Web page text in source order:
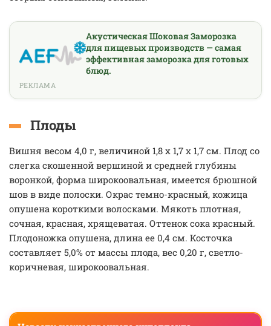
Акустическая Шоковая Заморозка
для пищевых производств — самая
эффективная заморозка для готовых
блюд.
РЕКЛАМА
Плоды
Вишня весом 4,0 г, величиной 1,8 х 1,7 х 1,7 см. Плод со
слегка скошенной вершиной и средней глубины
воронкой, форма широкоовальная, имеется брюшной
шов в виде полоски. Окрас темно-красный, кожица
опушена короткими волосками. Мякоть плотная,
сочная, красная, хрящеватая. Оттенок сока красный.
Плодоножка опушена, длина ее 0,4 см. Косточка
составляет 5,0% от массы плода, вес 0,20 г, светло-
коричневая, широкоовальная.